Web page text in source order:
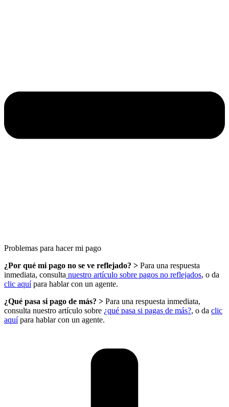
Problemas para hacer mi pago​
¿Por qué mi pago no se ve reflejado? > Para una respuesta
inmediata, consulta nuestro artículo sobre pagos no reflejados, o da
clic aquípara hablar con un agente.
¿Qué pasa si pago de más? > Para una respuesta inmediata,
consulta nuestro artículo sobre ¿qué pasa si pagas de más?, o da clic
aquípara hablar con un agente.